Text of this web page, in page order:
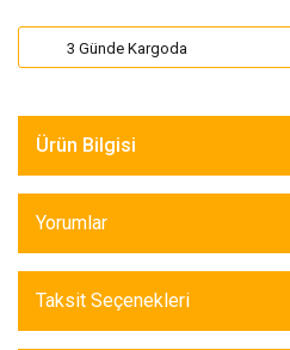
3 Günde Kargoda
Ürün Bilgisi
Yorumlar
Taksit Seçenekleri